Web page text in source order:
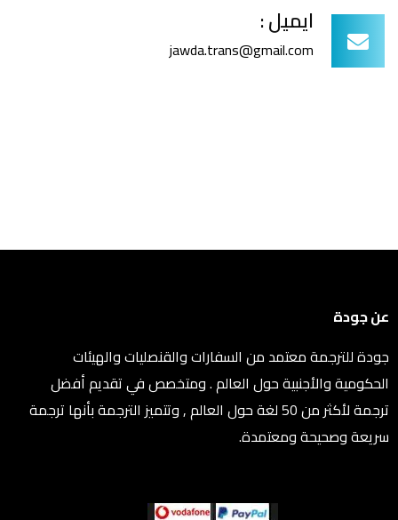
ايميل :
jawda.trans@gmail.com
عن جودة
جودة للترجمة معتمد من السفارات والقنصليات والهيئات
الحكومية والأجنبية حول العالم . ومتخصص في تقديم أفضل
ترجمة لأكثر من 50 لغة حول العالم , وتتميز الترجمة بأنها ترجمة
سريعة وصحيحة ومعتمدة.